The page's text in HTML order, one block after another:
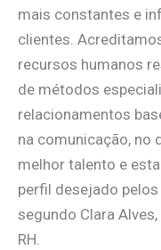
mais constantes e
clientes.
recursos humanos
de métodos
relacionamentos
na comunicação, no
melhor talento e
perfil desejado
segundo Clara
RH.